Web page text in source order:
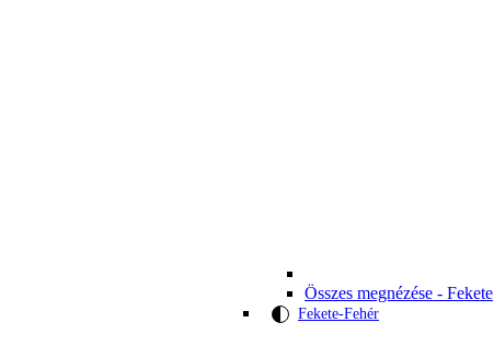
Összes megnézése - Fekete
Fekete-Fehér